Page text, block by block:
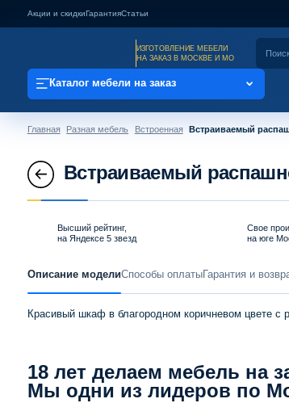
Акции и скидкиГарантияСтатьи
ИЗГОТОВЛЕНИЕ МЕБЕЛИ
НА ЗАКАЗ В МОСКВЕ И МО
Каталог мебели на заказ
Главная Разная мебель Встроенная Встраиваемый
Встраиваемый
Высший рейтинг,
на Яндексе 5 звезд
Свое
на юге
Описание модели Способы оплатыГарантия и
Красивый шкаф в благородном коричневом цвете
18 лет делаем мебель на
Мы одни из лидеров по